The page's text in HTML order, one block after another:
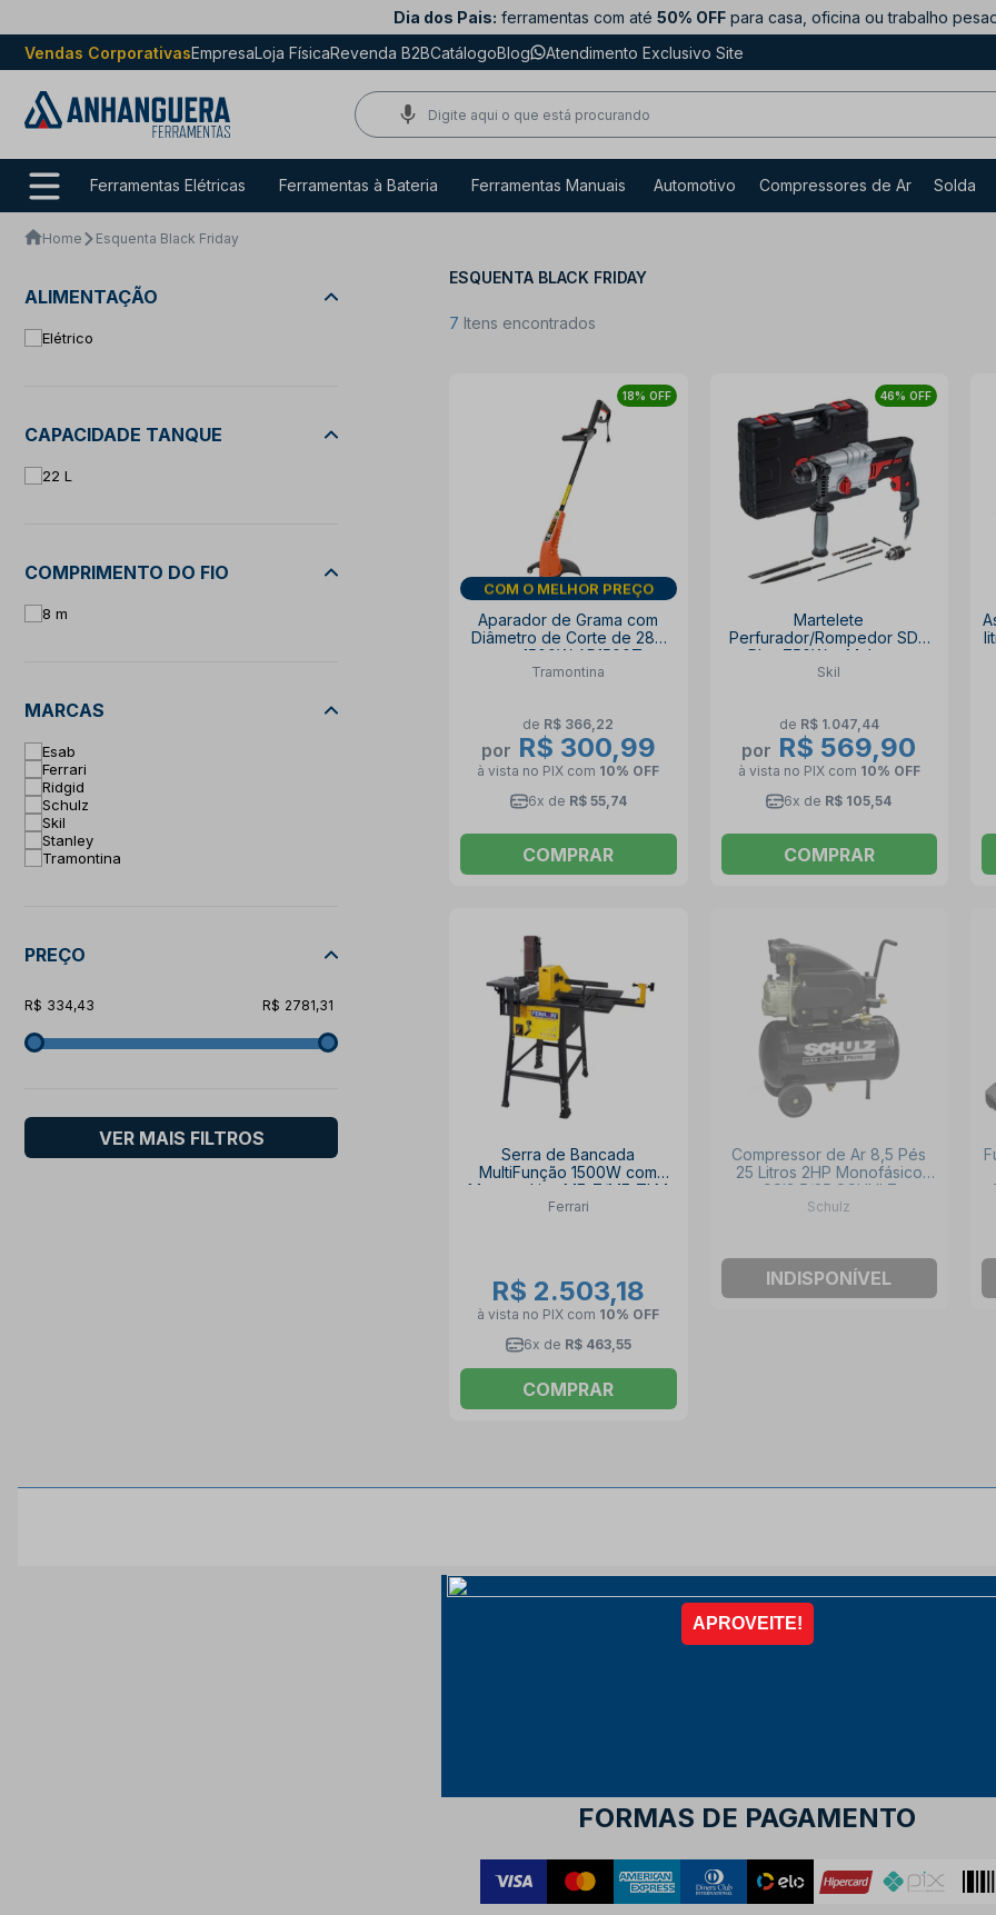
Dia dos Pais: ferramentas com até 50% OFF para casa, oficina ou trabalho
Vendas CorporativasEmpresaLoja FísicaRevenda B2BCatálogoBlog Atendimento Exclusivo Site
Ferramentas Elétricas Ferramentas à Bateria Ferramentas Manuais Automotivo Compressores de Ar Solda
Home Esquenta Black Friday
ALIMENTAÇÃO
Elétrico
CAPACIDADE TANQUE
22 L
COMPRIMENTO DO FIO
8 m
MARCAS
Esab
Ferrari
Ridgid
Schulz
Skil
Stanley
Tramontina
PREÇO
334,43 2781,31
VER MAIS FILTROS
ESQUENTA BLACK FRIDAY
7 Itens encontrados
18% OFF
COM O MELHOR PREÇO
Aparador de Grama com
Diâmetro de Corte de 280
mm 1500W AP1500T
79634152 TRAMONTINA
Tramontina
de R$ 366,22
por R$ 300,99
à vista no PIX com 10% OFF
6x de R$ 55,74
COMPRAR
46% OFF
Martelete
Perfurador/Rompedor SDS
Plus 750W + Maleta e
Acessórios 1859 SKIL
Skil
de R$ 1.047,44
por R$ 569,90
à vista no PIX com 10% OFF
6x de R$ 105,54
COMPRAR
Serra de Bancada
MultiFunção 1500W com
Motor e Lixa MF-7/MF-TLM
FERRARI
Ferrari
R$ 2.503,18
à vista no PIX com 10% OFF
6x de R$ 463,55
COMPRAR
Compressor de Ar 8,5 Pés
25 Litros 2HP Monofásico
CSI8.5/25 SCHULZ
Schulz
INDISPONÍVEL
FORMAS DE PAGAMENTO